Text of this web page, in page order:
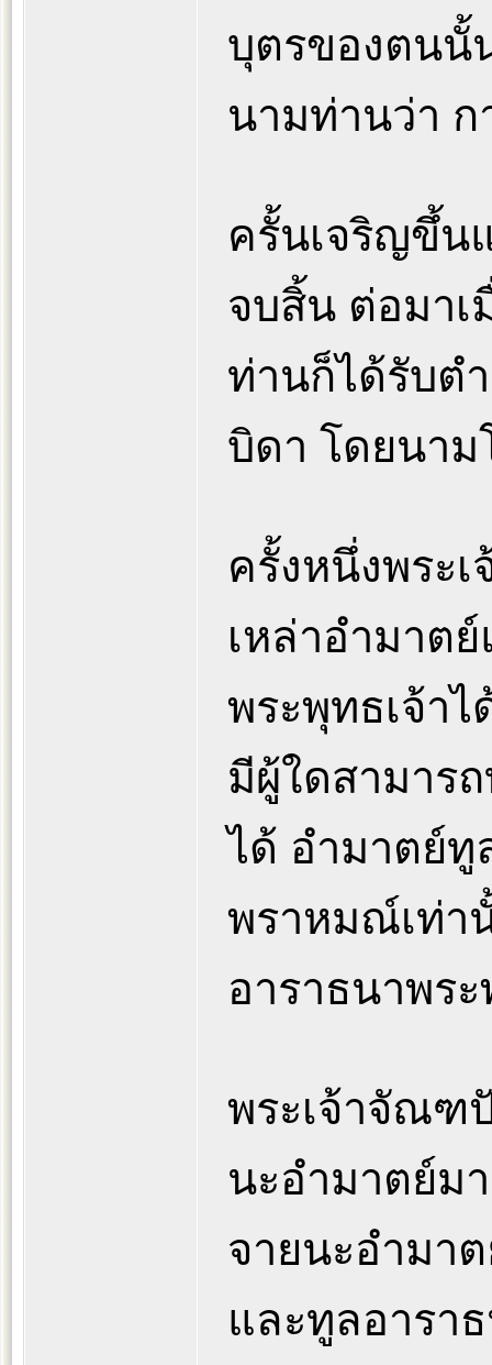
บุตรของตนนั้
นามท่านว่า
ครั้นเจริญขึ้น
จบสิ้น ต่อมา
ท่านก็ได้รับต
บิดา โดยนาม
ครั้งหนึ่งพระ
เหล่าอำมาต
พระพุทธเจ้า
มีผู้ใดสามาร
ได้ อำมาตย์ทู
พราหมณ์เท่า
อาราธนาพร
พระเจ้าจัณฑ
นะอำมาตย์ม
จายนะอำมา
และทูลอารา